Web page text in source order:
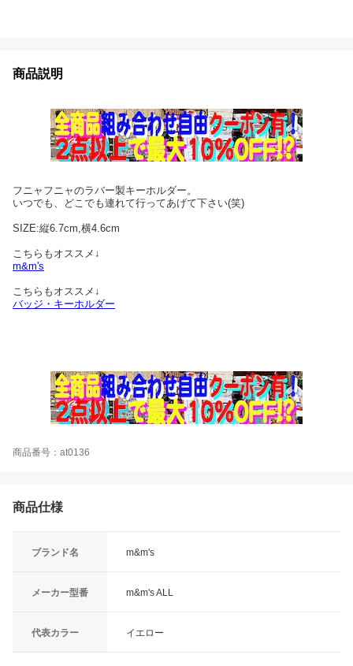
商品説明
フニャフニャのラバー製キーホルダー。
いつでも、どこでも連れて行ってあげて下さい(笑)
SIZE:縦6.7cm,横4.6cm
こちらもオススメ↓
m&m's
こちらもオススメ↓
バッジ・キーホルダー
商品番号：at0136
商品仕様
ブランド名 m&m's
メーカー型番 m&m's ALL
代表カラー イエロー